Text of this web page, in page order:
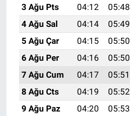
3 Ağu Pts
04:12 05:48
4 Ağu Sal
04:14 05:49
5 Ağu Çar
04:15 05:50
6 Ağu Per
04:16 05:50
7 Ağu Cum
04:17 05:51
8 Ağu Cts
04:19 05:52
9 Ağu Paz
04:20 05:53